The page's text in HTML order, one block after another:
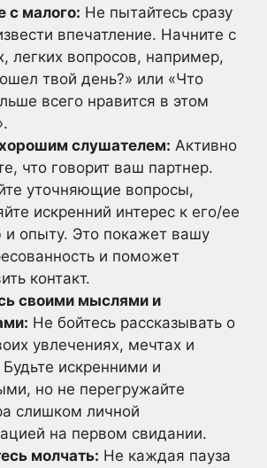
с малого: Не пытайтесь сразу
впечатление. Начните с
легких вопросов, например,
твой день?» или «Что
всего нравится в этом
слушателем: Активно
что говорит ваш партнер.
уточняющие вопросы,
искренний интерес к его/ее
опыту. Это покажет вашу
и поможет
контакт.
своими мыслями и
Не бойтесь рассказывать о
увлечениях, мечтах и
искренними и
но не перегружайте
слишком личной
на первом свидании.
молчать: Не каждая пауза